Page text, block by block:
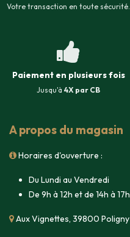
Votre transaction en toute sécurité.
Paiement en plusieurs fois
Jusqu'à 4X par CB
A propos du magasin
Horaires d'ouverture :
Du Lundi au Vendredi
De 9h à 12h et de 14h à 17h
Aux Vignettes, 39800 Poligny